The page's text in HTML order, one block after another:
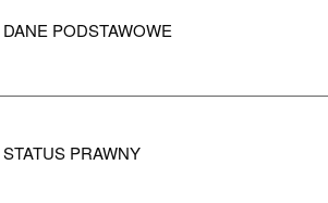
DANE PODSTAWOWE
STATUS PRAWNY